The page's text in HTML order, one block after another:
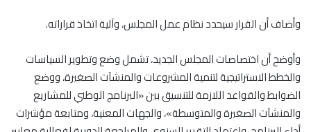
وأضاف أن القرار سيحدد نظام عمل المجلس، وآلية اتخاذ قراراته.
وأوضح أن اختصاصات المجلس الجديد، تشمل وضع وتطوير السياسات
والخطط الاستراتيجية لتنمية المشروعات والمنشآت الصغيرة، ووضع
الضوابط والقواعد اللازمة للتنسيق بين «البرنامج الوطني للمشاريع
والمنشآت الصغيرة والمتوسطة»، والجهات المعنية، ومتابعة مؤشرات